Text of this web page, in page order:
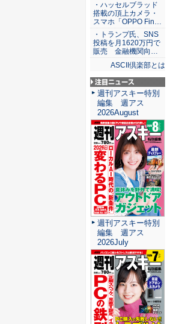
・ハッセルブラッド
搭載の頂上カメラ・
スマホ「OPPO Fin…
・トランプ氏、SNS
投稿を月1620万円で
販売 金融機関向…
ASCII倶楽部とは
注目ニュース
週刊アスキー特別
編集 週アス
2026August
週刊アスキー特別
編集 週アス
2026July